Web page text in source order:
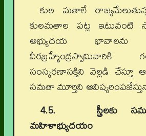
కుల మతాలే
కులమతాల పట్ల
అభ్యుదయ భావాలను
సంస్కరణాసక్తిని వెల్లడి
సమతా మూర్తిని
4.5. స్త్రీలకు
మహిళాభ్యుదయం